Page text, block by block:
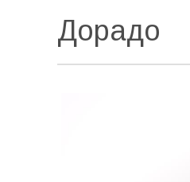
Дорадо